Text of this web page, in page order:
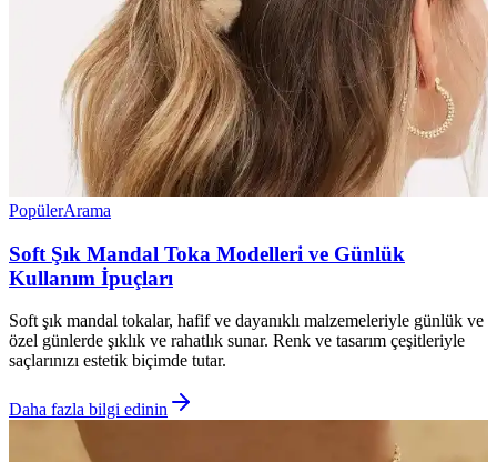
PopülerArama
Soft Şık Mandal Toka Modelleri ve Günlük
Kullanım İpuçları
Soft şık mandal tokalar, hafif ve dayanıklı malzemeleriyle günlük ve
özel günlerde şıklık ve rahatlık sunar. Renk ve tasarım çeşitleriyle
saçlarınızı estetik biçimde tutar.
Daha fazla bilgi edinin